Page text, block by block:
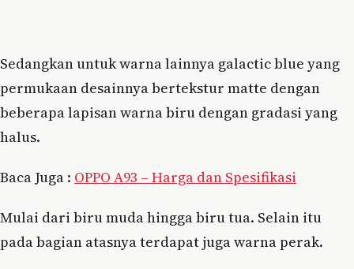
Sedangkan untuk warna lainnya galactic blue yang
permukaan desainnya bertekstur matte dengan
beberapa lapisan warna biru dengan gradasi yang
halus.
Baca Juga : OPPO A93 – Harga dan Spesifikasi
Mulai dari biru muda hingga biru tua. Selain itu
pada bagian atasnya terdapat juga warna perak.